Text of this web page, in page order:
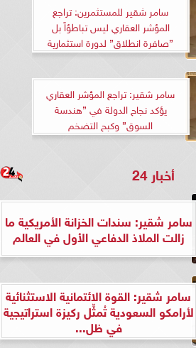
سامر شقير للمستثمرين: تراجع
المؤشر العقاري ليس تباطؤاً بل
”صافرة انطلاق” لدورة استثمارية
جديدة في 2026
سامر شقير: تراجع المؤشر العقاري
يؤكد نجاح الدولة في ”هندسة
السوق” وكبح التضخم
أخبار 24
سامر شقير: سندات الخزانة الأمريكية ما
زالت الملاذ الدفاعي الأول في العالم
سامر شقير: القوة الائتمانية الاستثنائية
لأرامكو السعودية تُمثِّل ركيزة استراتيجية
في ظل...